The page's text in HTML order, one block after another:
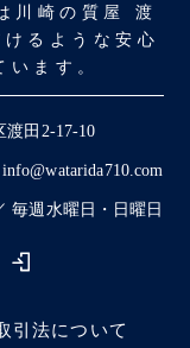
川崎の質屋 渡
るような安心
ます。
渡田2-17-10
毎週水曜日・日曜日
引法について